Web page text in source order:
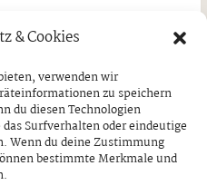
& Cookies
verwenden wir
zu speichern
du diesen Technologien
Surfverhalten oder eindeutige
Wenn du deine Zustimmung
bestimmte Merkmale und